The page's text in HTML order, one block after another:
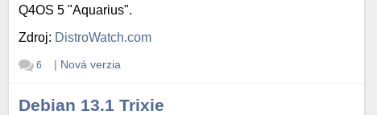
Q4OS 5 "Aquarius".
Zdroj: DistroWatch.com
6 | Nová verzia
Debian 13.1 Trixie